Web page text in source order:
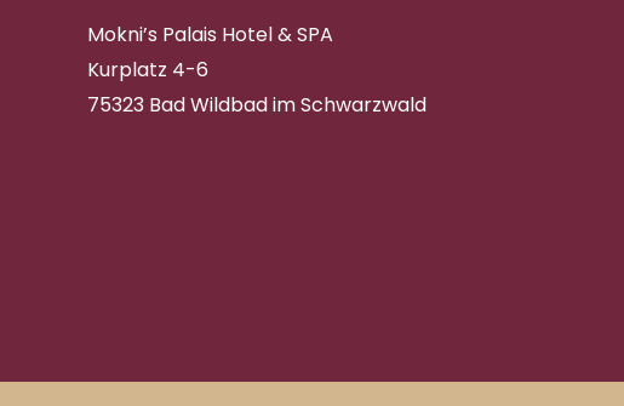
Mokni’s Palais Hotel & SPA
Kurplatz 4-6
75323 Bad Wildbad im Schwarzwald